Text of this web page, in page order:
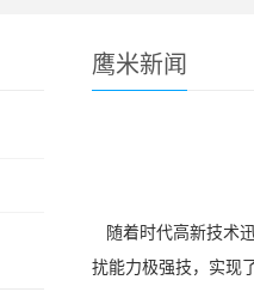
鹰米新闻
随着时代高新技术
扰能力极强技，实现